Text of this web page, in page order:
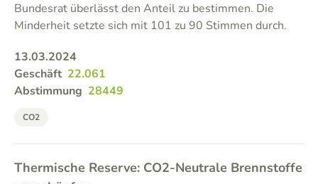
Bundesrat überlässt den Anteil zu bestimmen. Die
Minderheit setzte sich mit 101 zu 90 Stimmen durch.
13.03.2024
Geschäft 22.061
Abstimmung 28449
CO2
Thermische Reserve: CO2-Neutrale Brennstoffe